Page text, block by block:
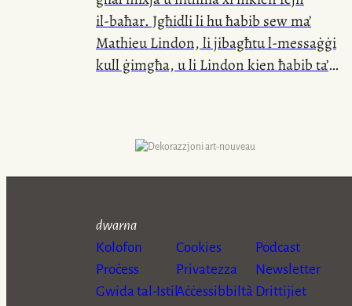
il-baħar. Jgħidli li hu ħabib sew ma’
Mathieu Lindon, li jibagħtul-messaġġi
kull ġimgħa, u li Lindon kien ħabib ta’
dwarna
Kolofon
Proċess
Gwida tal-Istil
Cookies
Privatezza
Aċċessibbiltà
Podcast
Newsletter
Drittijiet